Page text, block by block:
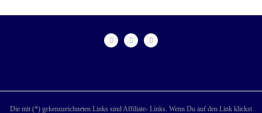
Die mit (*) gekennzeichneten Links sind Affiliate- Links. Wenn Du auf den Link klickst